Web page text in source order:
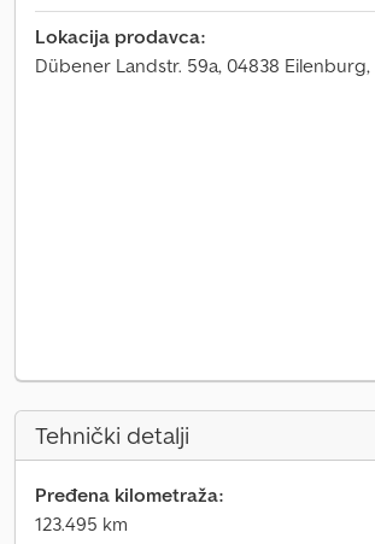
Lokacija prodavca:
Dübener Landstr. 59a, 04838
Tehnički detalji
Pređena kilometraža:
123.495 km